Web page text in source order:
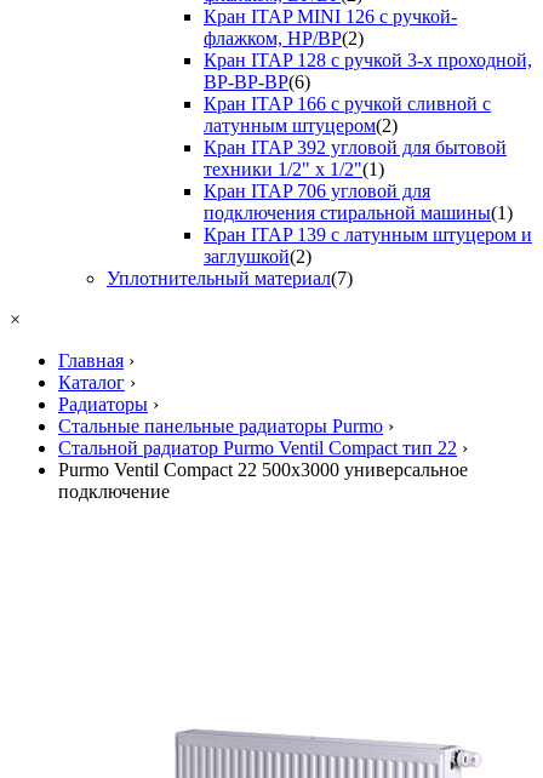
Кран ITAP MINI 126 с ручкой-
флажком, НР/ВР(2)
Кран ITAP 128 с ручкой 3-х проходной,
ВР-ВР-ВР(6)
Кран ITAP 166 с ручкой сливной с
латунным штуцером(2)
Кран ITAP 392 угловой для бытовой
техники 1/2" х 1/2"(1)
Кран ITAP 706 угловой для
подключения стиральной машины(1)
Кран ITAP 139 с латунным штуцером и
заглушкой(2)
Уплотнительный материал(7)
×
Главная ›
Каталог ›
Радиаторы ›
Стальные панельные радиаторы Purmo ›
Стальной радиатор Purmo Ventil Compact тип 22 ›
Purmo Ventil Compact 22 500х3000 универсальное
подключение